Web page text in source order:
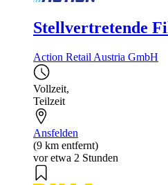
Stellvertretende
Action Retail Austria GmbH
Vollzeit,
Teilzeit
Ansfelden
(9 km entfernt)
vor etwa 2 Stunden